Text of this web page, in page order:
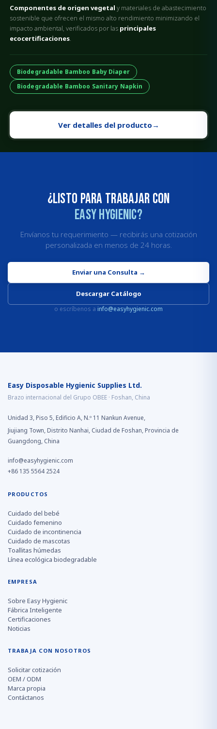
Componentes de origen vegetal y materiales de abastecimiento
sostenible que ofrecen el mismo alto rendimiento minimizando el
impacto ambiental, verificados por las principales
ecocertificaciones.
Biodegradable Bamboo Baby Diaper
Biodegradable Bamboo Sanitary Napkin
Ver detalles del producto →
¿Listo para trabajar con
Easy Hygienic?
Envíanos tu requerimiento — recibirás una cotización
personalizada en menos de 24 horas.
Enviar una Consulta →
Descargar Catálogo
o escríbenos a info@easyhygienic.com
Easy Disposable Hygienic Supplies Ltd.
Brazo internacional del Grupo OBEE · Foshan, China
Unidad 3, Piso 5, Edificio A, N.º 11 Nankun Avenue,
Jiujiang Town, Distrito Nanhai, Ciudad de Foshan, Provincia de
Guangdong, China
info@easyhygienic.com
+86 135 5564 2524
PRODUCTOS
Cuidado del bebé
Cuidado femenino
Cuidado de incontinencia
Cuidado de mascotas
Toallitas húmedas
Línea ecológica biodegradable
EMPRESA
Sobre Easy Hygienic
Fábrica Inteligente
Certificaciones
Noticias
TRABAJA CON NOSOTROS
Solicitar cotización
OEM / ODM
Marca propia
Contáctanos